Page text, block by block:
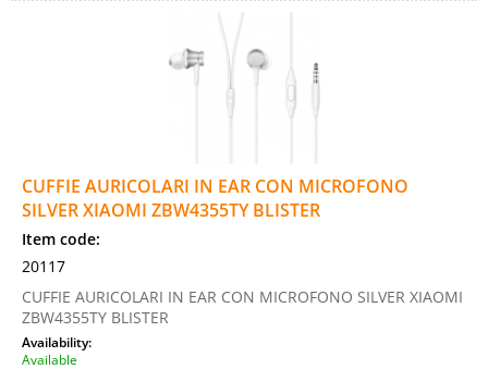
CUFFIE AURICOLARI IN EAR CON MICROFONO
SILVER XIAOMI ZBW4355TY BLISTER
Item code:
20117
CUFFIE AURICOLARI IN EAR CON MICROFONO SILVER XIAOMI
ZBW4355TY BLISTER
Availability:
Available